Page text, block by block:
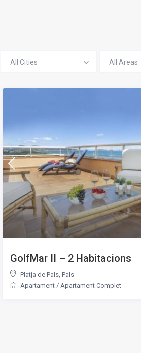
All Cities All Areas
GolfMar II – 2 Habitacions
Platja de Pals, Pals
Apartament/ Apartament Complet